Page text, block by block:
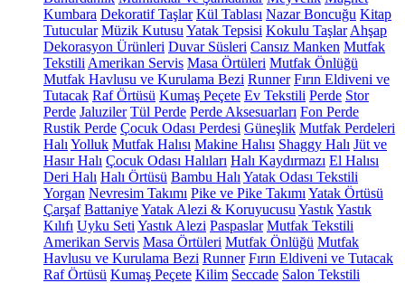
Kumbara Dekoratif Taşlar Kül Tablası Nazar Boncuğu Kitap
Tutucular Müzik Kutusu Yatak Tepsisi Kokulu Taşlar Ahşap
Dekorasyon Ürünleri Duvar Süsleri Cansız Manken Mutfak
Tekstili Amerikan Servis Masa Örtüleri Mutfak Önlüğü
Mutfak Havlusu ve Kurulama Bezi Runner Fırın Eldiveni ve
Tutacak Raf Örtüsü Kumaş Peçete Ev Tekstili Perde Stor
Perde Jaluziler Tül Perde Perde Aksesuarları Fon Perde
Rustik Perde Çocuk Odası Perdesi Güneşlik Mutfak Perdeleri
Halı Yolluk Mutfak Halısı Makine Halısı Shaggy Halı Jüt ve
Hasır Halı Çocuk Odası Halıları Halı Kaydırmazı El Halısı
Deri Halı Halı Örtüsü Bambu Halı Yatak Odası Tekstili
Yorgan Nevresim Takımı Pike ve Pike Takımı Yatak Örtüsü
Çarşaf BattaniyeYatak Alezi & Koruyucusu YastıkYastık
Kılıfı Uyku Seti Yastık Alezi Paspaslar Mutfak Tekstili
Amerikan Servis Masa Örtüleri Mutfak Önlüğü Mutfak
Havlusu ve Kurulama Bezi Runner Fırın Eldiveni ve Tutacak
Raf Örtüsü Kumaş Peçete Kilim Seccade Salon Tekstili